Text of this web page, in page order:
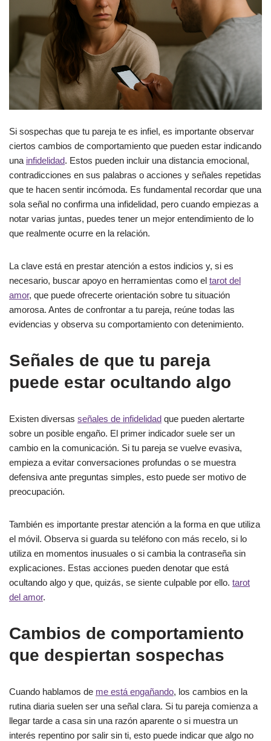
Si sospechas que tu pareja te es infiel, es importante observar
ciertos cambios de comportamiento que pueden estar indicando
una infidelidad. Estos pueden incluir una distancia emocional,
contradicciones en sus palabras o acciones y señales repetidas
que te hacen sentir incómoda. Es fundamental recordar que una
sola señal no confirma una infidelidad, pero cuando empiezas a
notar varias juntas, puedes tener un mejor entendimiento de lo
que realmente ocurre en la relación.
La clave está en prestar atención a estos indicios y, si es
necesario, buscar apoyo en herramientas como el tarot del
amor, que puede ofrecerte orientación sobre tu situación
amorosa. Antes de confrontar a tu pareja, reúne todas las
evidencias y observa su comportamiento con detenimiento.
Señales de que tu pareja
puede estar ocultando algo
Existen diversas señales de infidelidad que pueden alertarte
sobre un posible engaño. El primer indicador suele ser un
cambio en la comunicación. Si tu pareja se vuelve evasiva,
empieza a evitar conversaciones profundas o se muestra
defensiva ante preguntas simples, esto puede ser motivo de
preocupación.
También es importante prestar atención a la forma en que utiliza
el móvil. Observa si guarda su teléfono con más recelo, si lo
utiliza en momentos inusuales o si cambia la contraseña sin
explicaciones. Estas acciones pueden denotar que está
ocultando algo y que, quizás, se siente culpable por ello. tarot
del amor.
Cambios de comportamiento
que despiertan sospechas
Cuando hablamos de me está engañando, los cambios en la
rutina diaria suelen ser una señal clara. Si tu pareja comienza a
llegar tarde a casa sin una razón aparente o si muestra un
interés repentino por salir sin ti, esto puede indicar que algo no